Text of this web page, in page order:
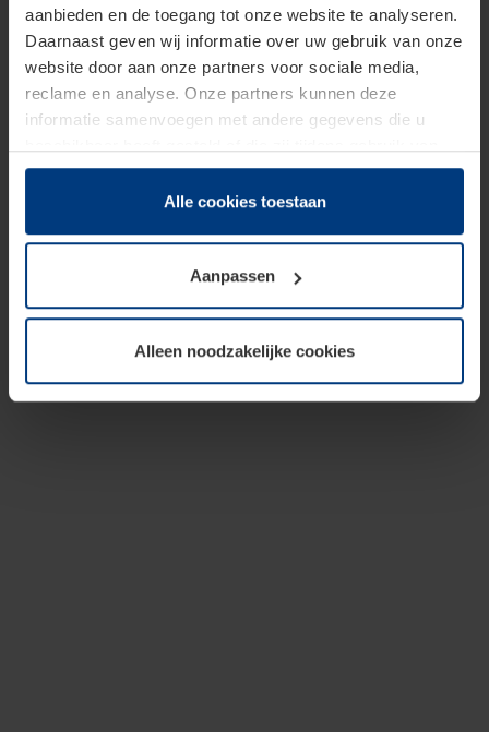
aanbieden en de toegang tot onze website te analyseren.
Daarnaast geven wij informatie over uw gebruik van onze
website door aan onze partners voor sociale media,
reclame en analyse. Onze partners kunnen deze
informatie samenvoegen met andere gegevens die u
hun diensten hebben verzameld.
Juridisch hebben wij het recht om cookies op uw
van deze pagina's absoluut vereist is. Voor alle andere
soorten cookies is uw toestemming benodigd. Uw
toestemming kunt u op elk moment bij de uitleg van de
wijzigen of herroepen.
Alle cookies toestaan
Aanpassen
Alleen noodzakelijke cookies